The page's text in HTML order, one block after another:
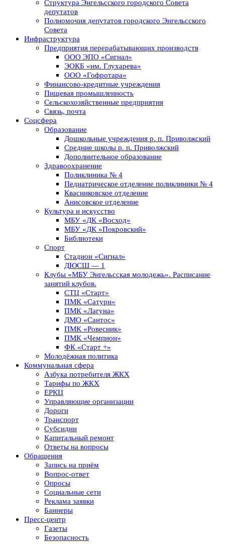
Структура Энгельсского городского Совета
депутатов
Полномочия депутатов городского Энгельсского
Совета
Инфраструктура
Предприятия перерабатывающих производств
ООО ЭПО «Сигнал»
ЭОКБ «им. Глухарева»
ООО «Гофротара»
Финансово-кредитные учреждения
Пищевая промышленность
Сельскохозяйственные предприятия
Связь, почта
Соцсфера
Образование
Дошкольные учреждения р. п. Приволжский
Средние школы р. п. Приволжский
Дополнительное образование
Здравоохранение
Поликлиника № 4
Педиатрическое отделение поликлиники № 4
Квасниковское отделение
Анисовское отделение
Культура и искусство
МБУ «ДК «Восход»
МБУ «ДК «Покровский»
Библиотеки
Спорт
Стадион «Сигнал»
ДЮСШ — 1
Клубы «МБУ Энгельсская молодежь». Расписание
занятий клубов.
СТЦ «Старт»
ПМК «Сатурн»
ПМК «Лагуна»
ДМО «Сантос»
ПМК «Ровесник»
ПМК «Чемпион»
ФК «Старт +»
Молодёжная политика
Коммунальная сфера
Азбука потребителя ЖКХ
Тарифы по ЖКХ
ЕРКЦ
Управляющие организации
Дороги
Транспорт
Субсидии
Капитальный ремонт
Ответы на вопросы
Обращения
Запись на приём
Вопрос-ответ
Опросы
Социальные сети
Реклама заявки
Баннеры
Пресс-центр
Газеты
Безопасность